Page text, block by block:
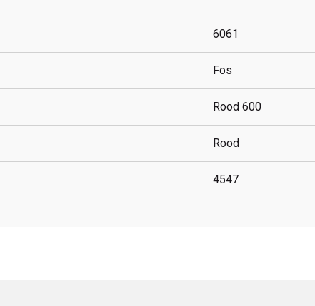
6061
Fos
Rood 600
Rood
4547